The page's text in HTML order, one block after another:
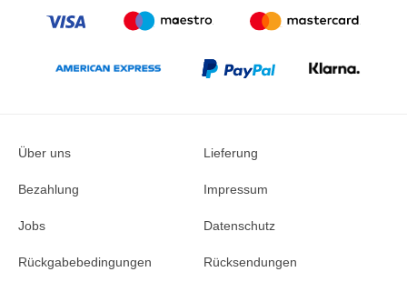
Über uns Lieferung
Bezahlung Impressum
Jobs Datenschutz
Rückgabebedingungen Rücksendungen